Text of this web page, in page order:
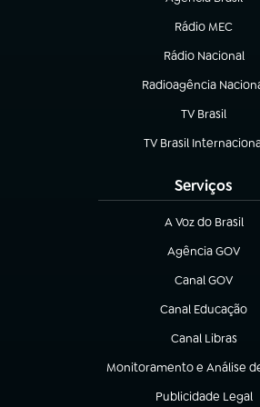
(abre em nova
Rádio MEC
(abre em nova
Rádio Nacional
Radioagência
(abre em nova aba)
TV Brasil
(abre em nova
TV Brasil
(abre em nova aba)
Serviços
A Voz do Brasil
(abre em nova
Agência GOV
(abre em nova
Canal GOV
(abre em nova
Canal Educação
(abre em nova aba)
Canal Libras
(abre em nova
Monitoramento e Análise
(abre em nova aba)
Publicidade Legal
(abre em nova aba)